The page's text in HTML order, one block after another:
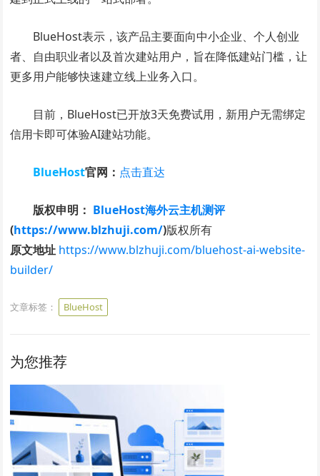
BlueHost表示，该产品主要面向中小企业、个人创业
者、自由职业者以及首次建站用户，旨在降低建站门槛，让
更多用户能够快速建立线上业务入口。
目前，BlueHost已开放3天免费试用，新用户无需绑定
信用卡即可体验AI建站功能。
BlueHost官网： 点击直达
版权申明： BlueHost海外云主机测评
(https://www.blzhuji.com/)版权所有
原文地址 https://www.blzhuji.com/bluehost-ai-website-
builder/
文章标签： BlueHost
为您推荐